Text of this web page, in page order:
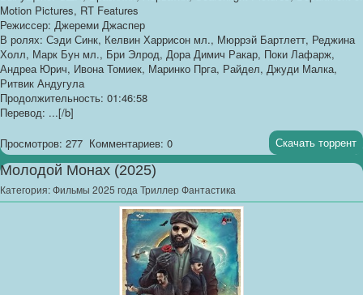
Motion Pictures, RT Features
Режиссер: Джереми Джаспер
В ролях: Сэди Синк, Келвин Харрисон мл., Мюррэй Бартлетт, Реджина
Холл, Марк Бун мл., Бри Элрод, Дора Димич Ракар, Поки Лафарж,
Андреа Юрич, Ивона Томиек, Маринко Прга, Райдел, Джуди Малка,
Ритвик Андугула
Продолжительность: 01:46:58
Перевод: ...[/b]
Просмотров: 277 Комментариев: 0 Скачать торрент
Молодой Монах (2025)
Категория:Фильмы 2025 года Триллер Фантастика